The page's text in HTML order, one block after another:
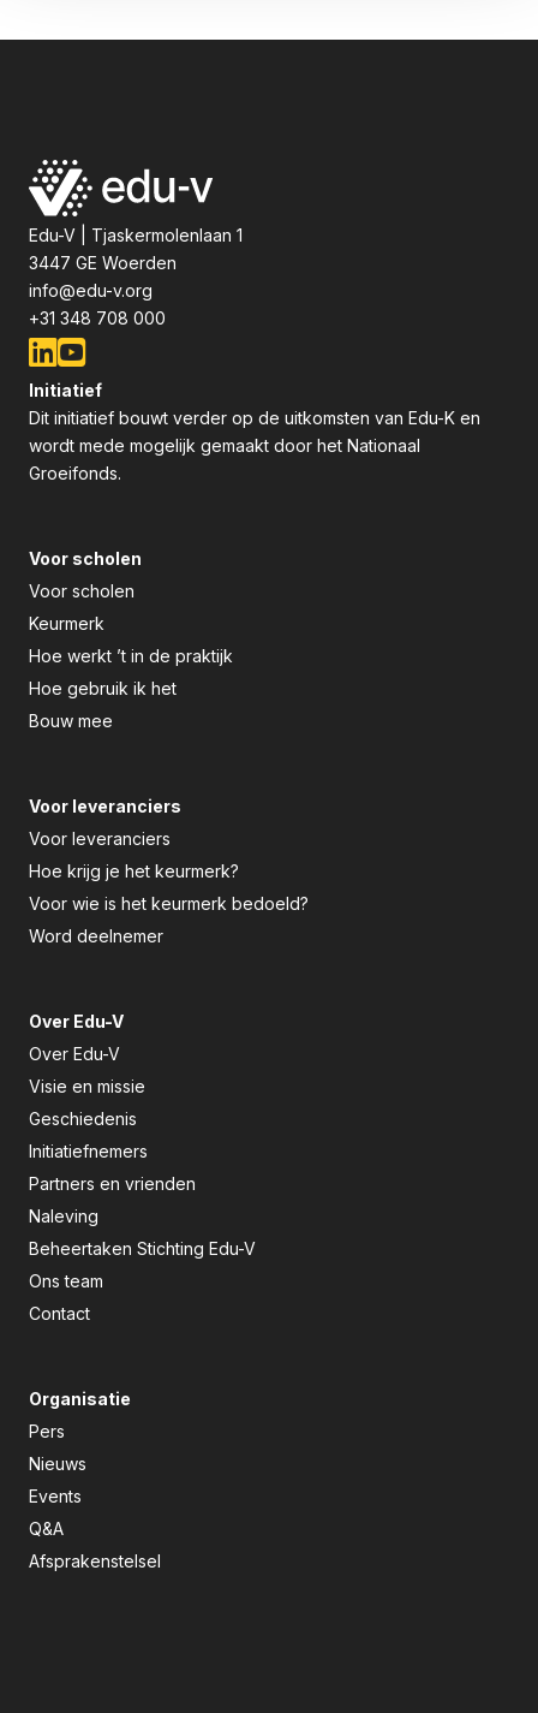
Edu-V | Tjaskermolenlaan 1
3447 GE Woerden
info@edu-v.org
+31 348 708 000
Initiatief
Dit initiatief bouwt verder op de uitkomsten van Edu-K en
wordt mede mogelijk gemaakt door het Nationaal
Groeifonds.
Voor scholen
Voor scholen
Keurmerk
Hoe werkt ’t in de praktijk
Hoe gebruik ik het
Bouw mee
Voor leveranciers
Voor leveranciers
Hoe krijg je het keurmerk?
Voor wie is het keurmerk bedoeld?
Word deelnemer
Over Edu-V
Over Edu-V
Visie en missie
Geschiedenis
Initiatiefnemers
Partners en vrienden
Naleving
Beheertaken Stichting Edu-V
Ons team
Contact
Organisatie
Pers
Nieuws
Events
Q&A
Afsprakenstelsel